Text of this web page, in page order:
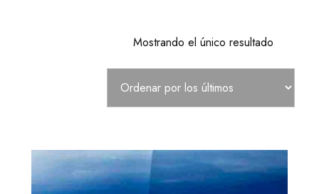
Mostrando el único resultado